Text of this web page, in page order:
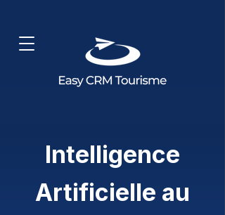
Intelligence
Artificielle au